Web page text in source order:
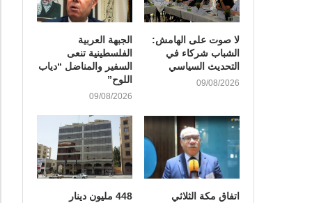
لا صوت على الهامش:
الشباب شركاء في
التحديث السياسي
09/08/2026
الجبهة العربية
الفلسطينية تنعى
السفير والمناضل “دياب
اللوح”
09/08/2026
اتفاق مكة الثلاثي
448 مليون دينار